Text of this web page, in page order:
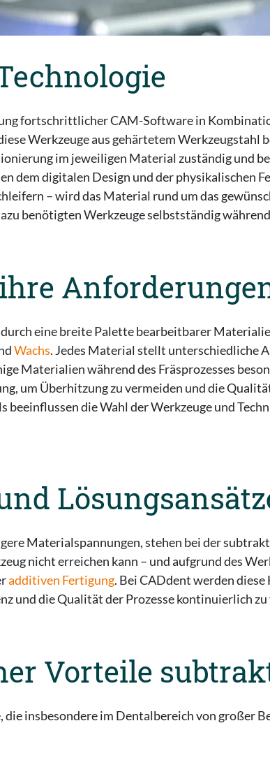
fortschrittlicher CAM-Software in
Werkzeuge aus gehärtetem Werkzeugstahl
im jeweiligen Material zuständig und
dem digitalen Design und der physikalischen
– wird das Material rund um das
benötigten Werkzeuge selbstständig
eine breite Palette bearbeitbarer
Wachs. Jedes Material stellt unterschiedliche
Materialien während des Fräsprozesses
um Überhitzung zu vermeiden und die
die Wahl der Werkzeuge und
Materialspannungen, stehen bei der
nicht erreichen kann – und aufgrund des
additiven Fertigung. Bei CADdent werden
und die Qualität der Prozesse kontinuierlich zu
Vorteile
insbesondere im Dentalbereich von großer